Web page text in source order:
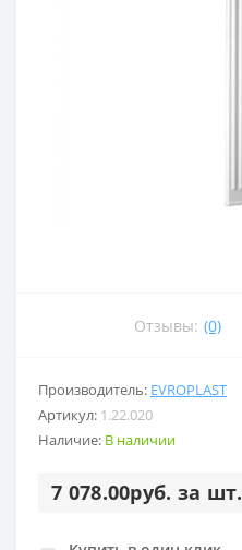
Отзывы: (0)
Производитель: EVROPLAST
Артикул: 1.22.020
Наличие: В наличии
7 078.00руб. за шт.